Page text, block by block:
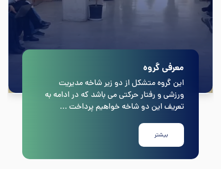
معرفی گروه
این گروه متشکل از دو زیر شاخه مدیریت
ورزشی و رفتار حرکتی می باشد که در ادامه به
تعریف این دو شاخه خواهیم پرداخت ...
بیشتر